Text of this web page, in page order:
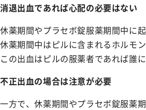
SHOPPING GUIDEショ
FAQよくあるご質問
CONTACTお問い合わせ
消退出血であれば心配の必要はない
休薬期間やプラセボ錠服薬期間中に
休薬期間中はピルに含まれるホルモ
この出血はピルの服薬者であれば誰
不正出血の場合は注意が必要
一方で、休薬期間やプラセボ錠服薬